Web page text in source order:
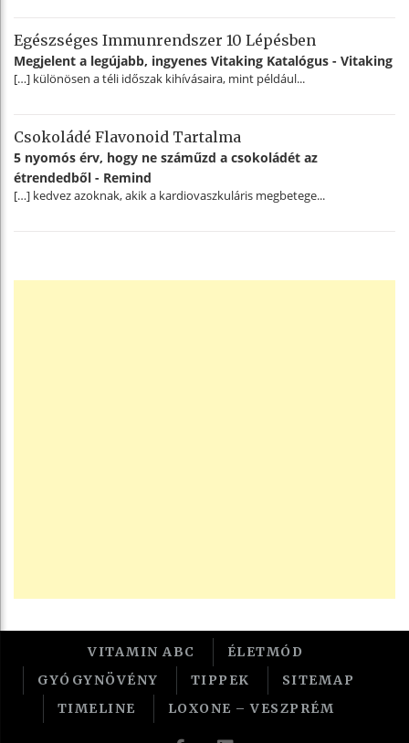
Egészséges Immunrendszer 10 Lépésben
Megjelent a legújabb, ingyenes Vitaking Katalógus - Vitaking
[…] különösen a téli időszak kihívásaira, mint például...
Csokoládé Flavonoid Tartalma
5 nyomós érv, hogy ne száműzd a csokoládét az
étrendedből - Remind
[…] kedvez azoknak, akik a kardiovaszkuláris megbetege...
VITAMIN ABC
ÉLETMÓD
GYÓGYNÖVÉNY
TIPPEK
SITEMAP
TIMELINE
LOXONE – VESZPRÉM